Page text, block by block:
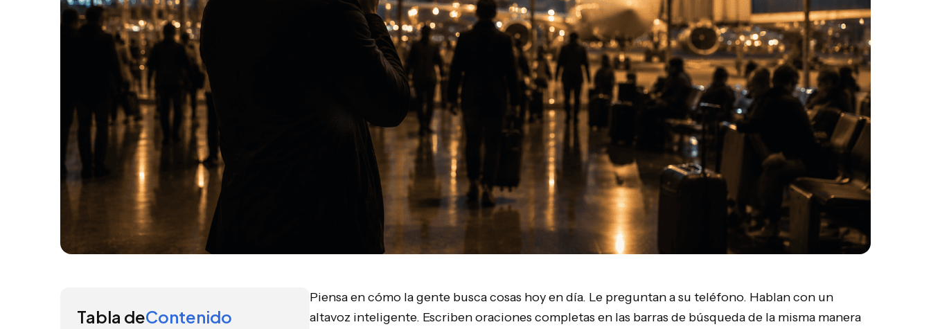
Tabla deContenido
Piensa en cómo la gente busca cosas hoy en día. Le preguntan a su teléfono. Hablan con un
altavoz inteligente. Escriben oraciones completas en las barras de búsqueda de la misma manera